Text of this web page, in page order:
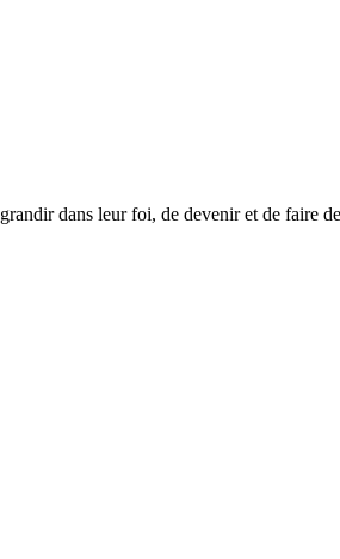
dans leur foi, de devenir et de faire